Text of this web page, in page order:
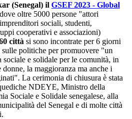
(Senegal) il GSEF 2023 - Global
oltre 5000 persone "attori
sociali, studenti,
cooperativi e associazioni)
città si sono incontrate per 6 giorni
politiche per promuovere "un
e solidale per le comunità, in
la maggioranza ma anche i
La cerimonia di chiusura è stata
NDEYE, Ministro della
Sociale e Solidale senegalese, alla
del Senegal e di molte città